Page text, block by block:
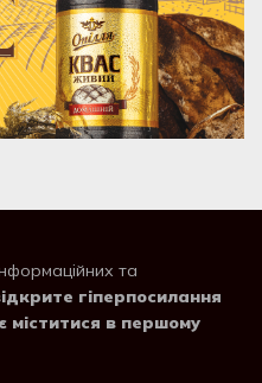
та
гіперпосилання
міститися в першому